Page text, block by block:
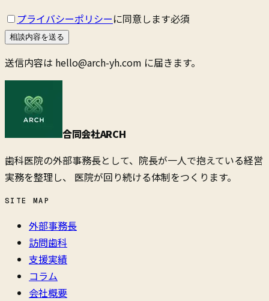
プライバシーポリシーに同意します必須
相談内容を送る
送信内容は hello@arch-yh.com に届きます。
合同会社ARCH
歯科医院の外部事務長として、院長が一人で抱えている経営
実務を整理し、 医院が回り続ける体制をつくります。
SITE MAP
外部事務長
訪問歯科
支援実績
コラム
会社概要